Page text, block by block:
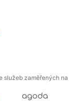
zaměřených